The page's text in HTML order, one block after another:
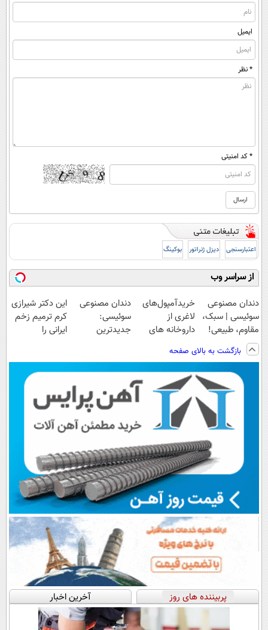
ایمیل
* نظر
* کد امنیتی
اعتبارسنجی دیزل ژنراتور بوکینگ
از سراسر وب
دندان مصنوعی
سوئیسی | سبک،
مقاوم، طبیعی!
ویزیت
رایگان+پرداخت
اقساطی😍
خریدآمپول‌های
لاغری از
داروخانه های
فوری همراه با
پک یخ!
دندان مصنوعی
سوئیسی:
جدیدترین
پرداخت قسطی
این دکتر شیرازی
کرم ترمیم زخم
ایرانی را
بازگشت به بالای صفحه
پربیننده های روز آخرین اخبار